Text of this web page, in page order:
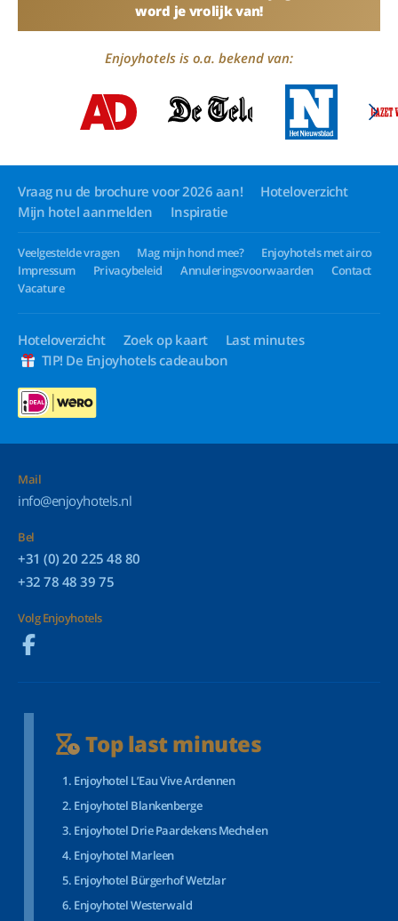
word je vrolijk van!
Enjoyhotels is o.a. bekend van:
Vraag nu de brochure voor 2026 aan!
Hoteloverzicht
Mijn hotel aanmelden
Inspiratie
Veelgestelde vragen Mag mijn hond mee?
Enjoyhotels met airco
Impressum
Privacybeleid Annuleringsvoorwaarden
Contact
Vacature
Hoteloverzicht Zoek op kaart
Last minutes
TIP! De Enjoyhotels cadeaubon
Mail
info@enjoyhotels.nl
Bel
+31 (0) 20 225 48 80
+32 78 48 39 75
Volg Enjoyhotels
Top last minutes
Enjoyhotel L’Eau Vive Ardennen
Enjoyhotel Blankenberge
Enjoyhotel Drie Paardekens Mechelen
Enjoyhotel Marleen
Enjoyhotel Bürgerhof Wetzlar
Enjoyhotel Westerwald